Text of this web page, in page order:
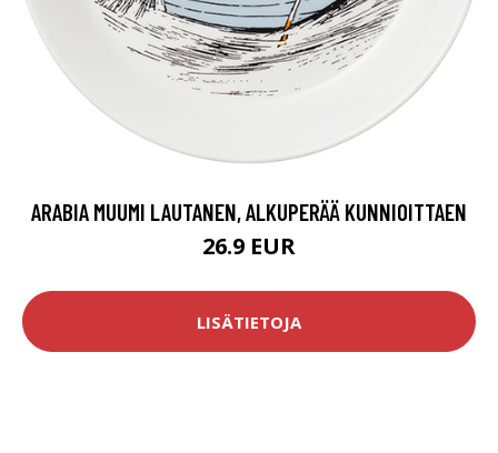
ARABIA MUUMI LAUTANEN, ALKUPERÄÄ KUNNIOITTAEN
26.9 EUR
LISÄTIETOJA